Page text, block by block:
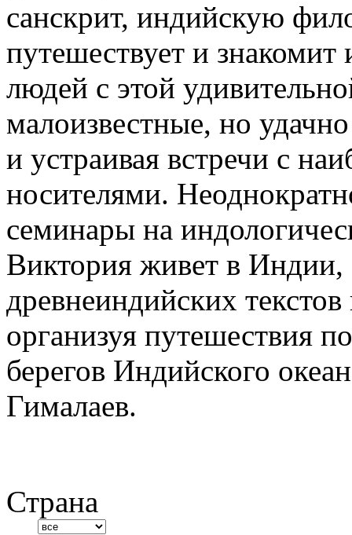
санскрит, индийскую
путешествует и
людей с этой
малоизвестные, но
и устраивая встречи с
носителями.
семинары на
Виктория живет в Индии,
древнеиндийских
организуя путешествия
берегов Индийского
Гималаев.
Страна